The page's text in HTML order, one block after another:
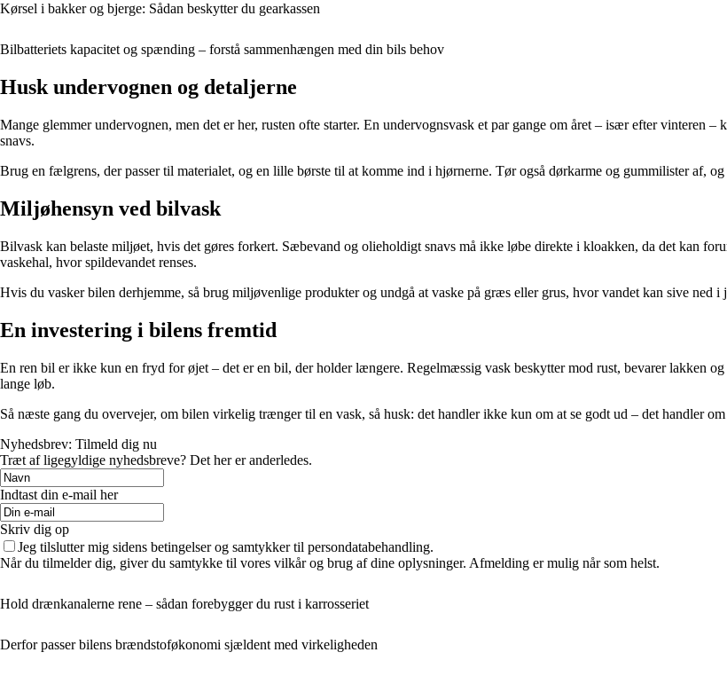
Kørsel i bakker og bjerge: Sådan beskytter du gearkassen
Bilbatteriets kapacitet og spænding – forstå sammenhængen med din bils behov
Husk undervognen og detaljerne
Mange glemmer undervognen, men det er her, rusten ofte starter. En undervognsvask et par gange om året – især efter vinteren
snavs.
Brug en fælgrens, der passer til materialet, og en lille børste til at komme ind i hjørnerne. Tør også dørkarme og gummilister af,
Miljøhensyn ved bilvask
Bilvask kan belaste miljøet, hvis det gøres forkert. Sæbevand og olieholdigt snavs må ikke løbe direkte i kloakken, da det kan
vaskehal, hvor spildevandet renses.
Hvis du vasker bilen derhjemme, så brug miljøvenlige produkter og undgå at vaske på græs eller grus, hvor vandet kan sive ned i
En investering i bilens fremtid
En ren bil er ikke kun en fryd for øjet – det er en bil, der holder længere. Regelmæssig vask beskytter mod rust, bevarer lakken
lange løb.
Så næste gang du overvejer, om bilen virkelig trænger til en vask, så husk: det handler ikke kun om at se godt ud – det handler om
Nyhedsbrev: Tilmeld dig nu
Træt af ligegyldige nyhedsbreve? Det her er anderledes.
Indtast din e-mail her
Skriv dig op
Jeg tilslutter mig sidens betingelser og samtykker til persondatabehandling.
Når du tilmelder dig, giver du samtykke til vores vilkår og brug af dine oplysninger. Afmelding er mulig når som helst.
Hold drænkanalerne rene – sådan forebygger du rust i karrosseriet
Derfor passer bilens brændstoføkonomi sjældent med virkeligheden